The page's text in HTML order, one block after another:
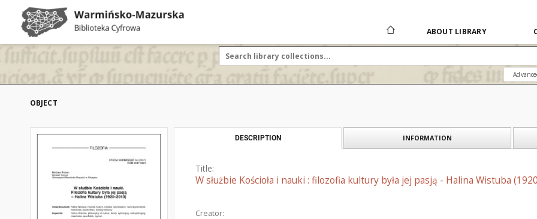
ABOUT LIBRARY
OBJECT
DESCRIPTION INFORMATION
Title:
W służbie Kościoła i nauki : filozofia kultury była jej pasją - Halina Wistuba
Creator: